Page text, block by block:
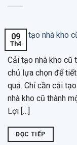
09
Th4
Cải tạo nhà kho cũ
chủ lựa chọn để
quả. Chỉ cần cải
nhà kho cũ thành
Lợi […]
ĐỌC TIẾP